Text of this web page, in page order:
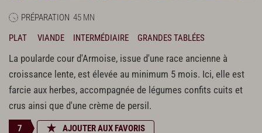
PRÉPARATION 45 MN
PLAT
VIANDE INTERMÉDIAIRE GRANDES TABLÉES
La poularde cour d'Armoise, issue d'une race ancienne à
croissance lente, est élevée au minimum 5 mois. Ici, elle est
farcie aux herbes, accompagnée de légumes confits cuits et
crus ainsi que d'une crème de persil.
7 AJOUTER AUX FAVORIS